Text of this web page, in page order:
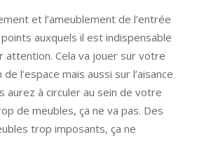
et l’ameublement de l’entrée
auxquels il est indispensable
attention. Cela va jouer sur votre
l’espace mais aussi sur l’aisance
aurez à circuler au sein de votre
de meubles, ça ne va pas. Des
trop imposants, ça ne